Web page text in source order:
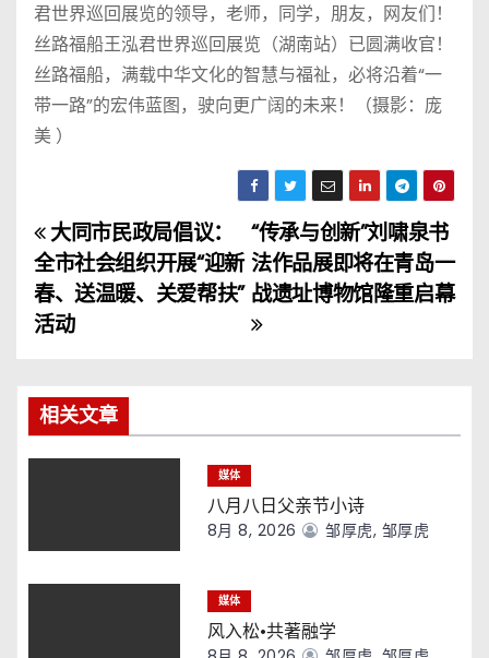
君世界巡回展览的领导，老师，同学，朋友，网友们！
丝路福船王泓君世界巡回展览（湖南站）已圆满收官！
丝路福船，满载中华文化的智慧与福祉，必将沿着“一
带一路”的宏伟蓝图，驶向更广阔的未来！（摄影：庞
美 ）
文
章
导
“传承与创新”刘啸泉书
法作品展即将在青岛一
战遗址博物馆隆重启幕
大同市民政局倡议：
全市社会组织开展“迎新
春、送温暖、关爱帮扶”
活动
相关文章
媒体
八月八日父亲节小诗
8月 8, 2026 邹厚虎, 邹厚虎
媒体
风入松·共著融学